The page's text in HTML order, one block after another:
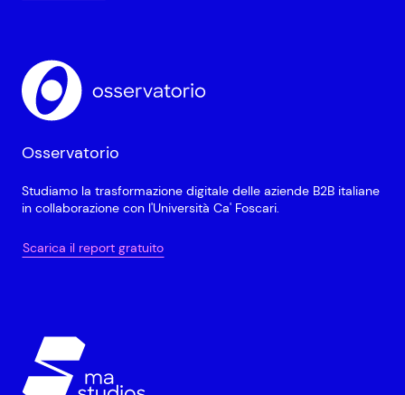
Osservatorio
Studiamo la trasformazione digitale delle aziende B2B italiane
in collaborazione con l'Università Ca' Foscari.
Scarica il report gratuito